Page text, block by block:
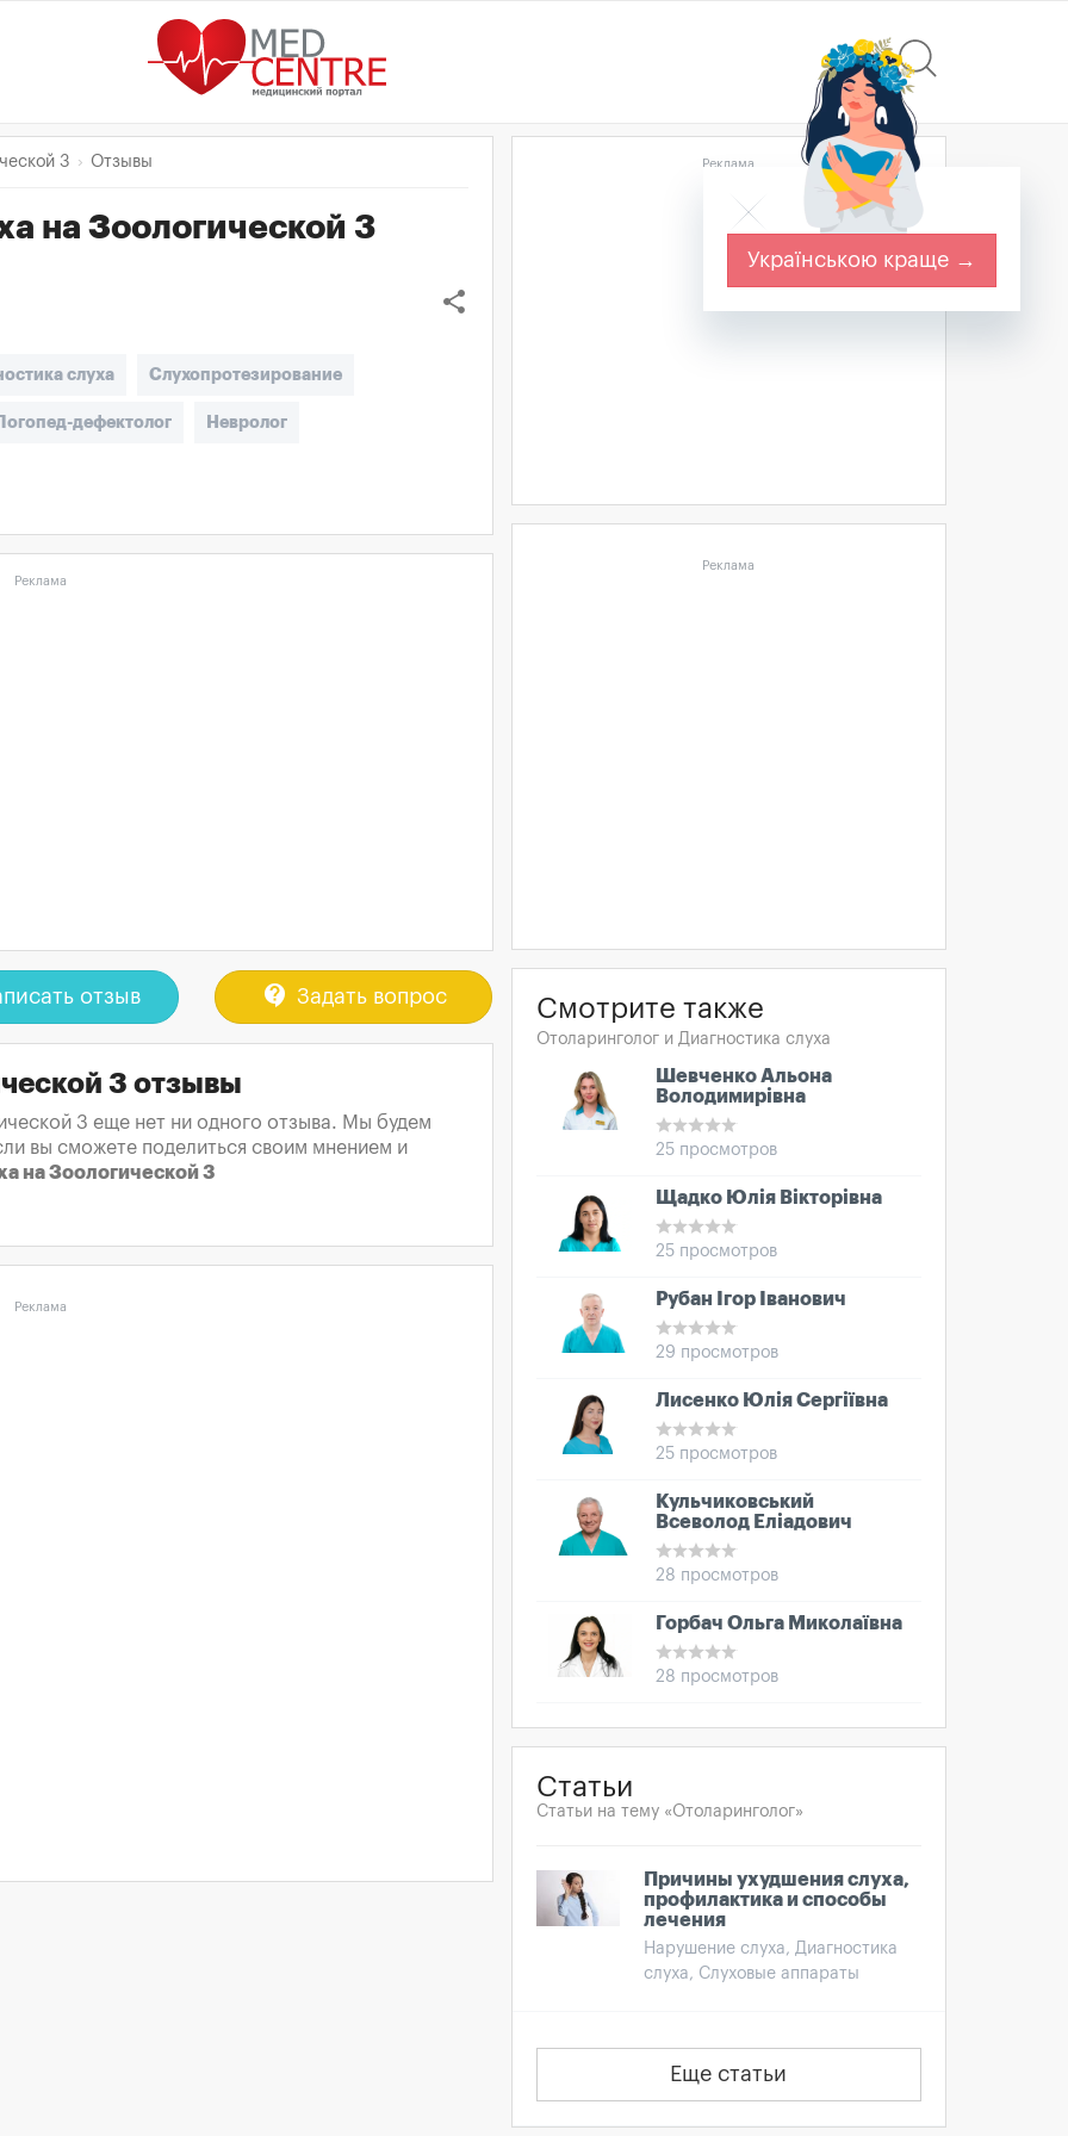
3 Отзывы
на Зоологической 3
share
слуха Слухопротезирование
дефектолог Невролог
Реклама
отзыв contact_support Задать вопрос
3 отзывы
3 еще нет ни одного отзыва. Мы будем
вы сможете поделиться своим мнением и
на Зоологической 3
Реклама
Реклама
Реклама
Смотрите также
Отоларинголог и Диагностика слуха
Шевченко Альона
Володимирівна
25 просмотров
Щадко Юлія Вікторівна
25 просмотров
Рубан Ігор Іванович
29 просмотров
Лисенко Юлія Сергіївна
25 просмотров
Кульчиковський
Всеволод Еліадович
28 просмотров
Горбач Ольга Миколаївна
28 просмотров
Статьи
Статьи на тему «Отоларинголог»
Причины ухудшения слуха,
профилактика и способы
лечения
Нарушение слуха, Диагностика
слуха, Слуховые аппараты
Еще статьи
Українською краще →